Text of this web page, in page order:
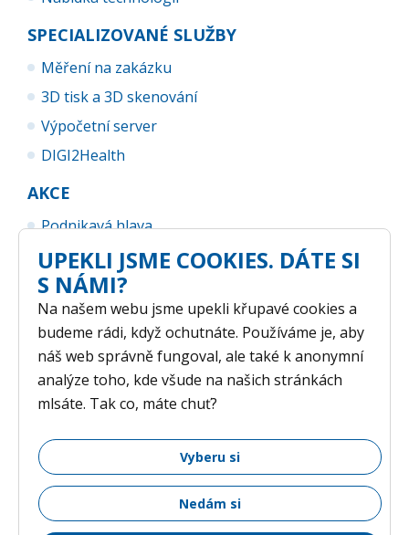
SPECIALIZOVANÉ SLUŽBY
Měření na zakázku
3D tisk a 3D skenování
Výpočetní server
DIGI2Health
AKCE
Podnikavá hlava
UP Business Camp
GDPR
/ © 2026 Vědeckotechnický park Univerzity Palackého v
Nastavení cookies
VytvořilOLC Webdesign
UPEKLI JSME COOKIES. DÁTE SI
S NÁMI?
Na našem webu jsme upekli křupavé cookies a
budeme rádi, když ochutnáte. Používáme je, aby
náš web správně fungoval, ale také k anonymní
analýze toho, kde všude na našich stránkách
mlsáte. Tak co, máte chuť?
Vyberu si
Nedám si